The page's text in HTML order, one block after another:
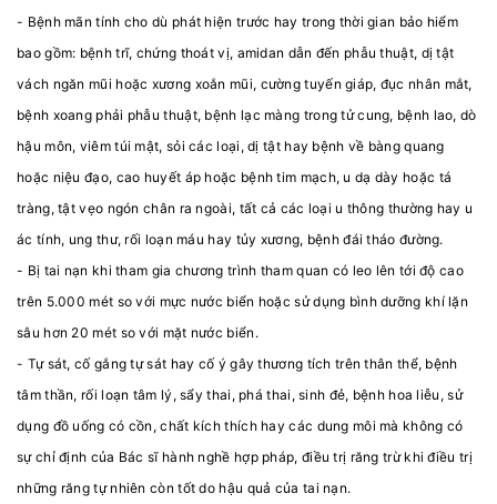
- Bệnh mãn tính cho dù phát hiện trước hay trong thời gian bảo hiểm
bao gồm: bệnh trĩ, chứng thoát vị, amidan dẫn đến phẫu thuật, dị tật
vách ngăn mũi hoặc xương xoắn mũi, cường tuyến giáp, đục nhân mắt,
bệnh xoang phải phẫu thuật, bệnh lạc màng trong tử cung, bệnh lao, dò
hậu môn, viêm túi mật, sỏi các loại, dị tật hay bệnh về bàng quang
hoặc niệu đạo, cao huyết áp hoặc bệnh tim mạch, u dạ dày hoặc tá
tràng, tật vẹo ngón chân ra ngoài, tất cả các loại u thông thường hay u
ác tính, ung thư, rối loạn máu hay tủy xương, bệnh đái tháo đường.
- Bị tai nạn khi tham gia chương trình tham quan có leo lên tới độ cao
trên 5.000 mét so với mực nước biển hoặc sử dụng bình dưỡng khí lặn
sâu hơn 20 mét so với mặt nước biển.
- Tự sát, cố gắng tự sát hay cố ý gây thương tích trên thân thể, bệnh
tâm thần, rối loạn tâm lý, sẩy thai, phá thai, sinh đẻ, bệnh hoa liễu, sử
dụng đồ uống có cồn, chất kích thích hay các dung môi mà không có
sự chỉ định của Bác sĩ hành nghề hợp pháp, điều trị răng trừ khi điều trị
những răng tự nhiên còn tốt do hậu quả của tai nạn.